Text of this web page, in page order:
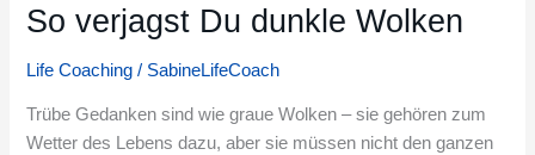
So verjagst Du dunkle Wolken
Life Coaching / SabineLifeCoach
Trübe Gedanken sind wie graue Wolken – sie gehören zum
Wetter des Lebens dazu, aber sie müssen nicht den ganzen
So
Du